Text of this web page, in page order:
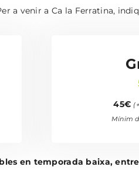
a venir a Ca la Ferratina,
45€
Mínim
en temporada baixa,